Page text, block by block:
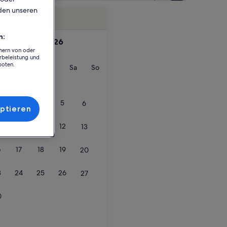
2026
MiMittwochDonnerstag
Freitag
SaSamstag
SoSonntag
4 5 6
12 13
17 18 19 20
24 25 26 27
unseren
von oder
und